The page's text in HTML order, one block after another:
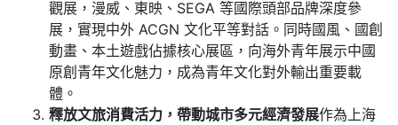
觀展，漫威、東映、SEGA 等國際頭部品牌深度參
展，實現中外 ACGN 文化平等對話。同時國風、國創
動畫、本土遊戲佔據核心展區，向海外青年展示中國
原創青年文化魅力，成為青年文化對外輸出重要載
體。
釋放文旅消費活力，帶動城市多元經濟發展作為上海